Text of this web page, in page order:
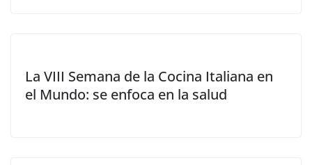
La VIII Semana de la Cocina Italiana en
el Mundo: se enfoca en la salud